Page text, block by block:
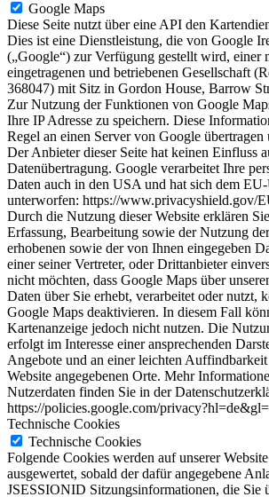
Google Maps
Diese Seite nutzt über eine API den
Dies ist eine Dienstleistung, die von Google
(„Google“) zur Verfügung gestellt wird, einer
eingetragenen und betriebenen Gesellschaft
368047) mit Sitz in Gordon House, Barrow
Zur Nutzung der Funktionen von Google
Ihre IP Adresse zu speichern. Diese
Regel an einen Server von Google übertragen
Der Anbieter dieser Seite hat keinen Einfluss
Datenübertragung. Google verarbeitet Ihre
Daten auch in den USA und hat sich dem
unterworfen: https://www.privacyshield.gov/
Durch die Nutzung dieser Website erklären
Erfassung, Bearbeitung sowie der Nutzung
erhobenen sowie der von Ihnen eingegeben
einer seiner Vertreter, oder Drittanbieter
nicht möchten, dass Google Maps über
Daten über Sie erhebt, verarbeitet oder nutzt,
Google Maps deaktivieren. In diesem Fall
Kartenanzeige jedoch nicht nutzen. Die
erfolgt im Interesse einer ansprechenden
Angebote und an einer leichten
Website angegebenen Orte. Mehr
Nutzerdaten finden Sie in der
https://policies.google.com/
Technische Cookies
Technische Cookies
Folgende Cookies werden auf unserer
ausgewertet, sobald der dafür angegebene
JSESSIONID Sitzungsinformationen, die Sie